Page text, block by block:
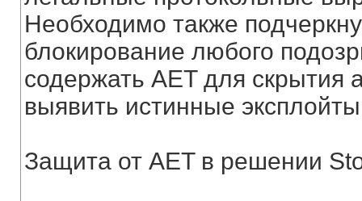
Необходимо также
блокирование любого
содержать AET для скрытия
выявить истинные
Защита от AET в решении